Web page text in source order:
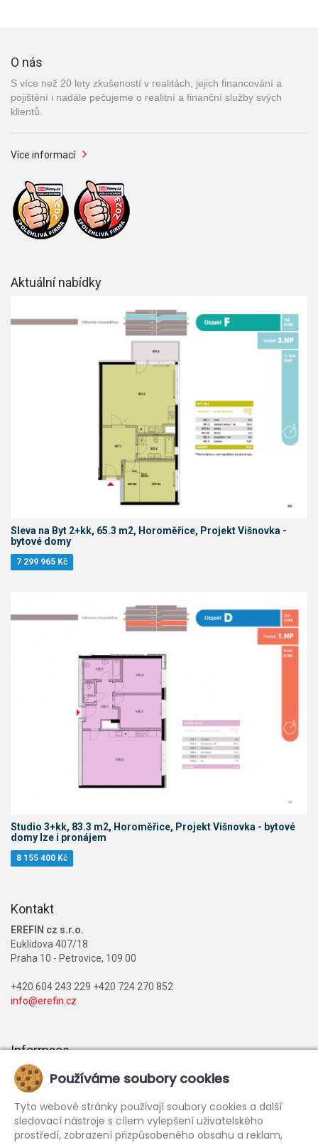
O nás
S více než 20 lety zkušeností v realitách, jejich financování a
pojištění i nadále pečujeme o realitní a finanční služby svých
klientů.
Více informací
Aktuální nabídky
Sleva na Byt 2+kk, 65.3 m2, Horoměřice, Projekt Višnovka -
bytové domy
7 299 965 Kč
Studio 3+kk, 83.3 m2, Horoměřice, Projekt Višnovka - bytové
domy lze i pronájem
8 155 400 Kč
Kontakt
EREFIN cz s.r.o.
Euklidova 407/18
Praha 10 - Petrovice, 109 00
+420 604 243 229 +420 724 270 852
info@erefin.cz
Informace
Nabídka realit
Financování
Reference
Kariéra
Používáme soubory cookies
Tyto webové stránky používají soubory cookies a další
sledovací nástroje s cílem vylepšení uživatelského
prostředí, zobrazení přizpůsobeného obsahu a reklam,